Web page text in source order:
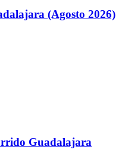
(Agosto 2026)
Guadalajara